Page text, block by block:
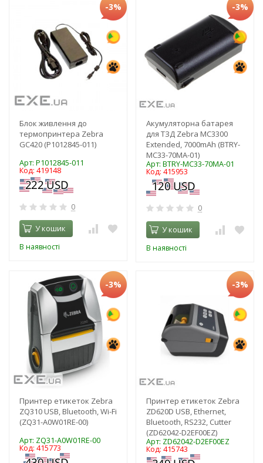
-3%
Блок живлення до
термопринтера Zebra
GС420 (P1012845-011)
Арт: P1012845-011
Код: 419148
0
У кошик
В наявності
-3%
Акумуляторна батарея
для ТЗД Zebra MC3300
Extended, 7000mAh (BTRY-
MC33-70MA-01)
Арт: BTRY-MC33-70MA-01
Код: 415953
0
У кошик
В наявності
-3%
Принтер етикеток Zebra
ZQ310 USB, Bluetooth, Wi-Fi
(ZQ31-A0W01RE-00)
Арт: ZQ31-A0W01RE-00
Код: 415773
-3%
Принтер етикеток Zebra
ZD620D USB, Ethernet,
Bluetooth, RS232, Cutter
(ZD62042-D2EF00EZ)
Арт: ZD62042-D2EF00EZ
Код: 415743